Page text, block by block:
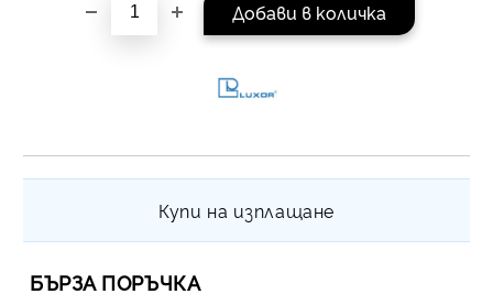
Купи на изплащане
БЪРЗА ПОРЪЧКА